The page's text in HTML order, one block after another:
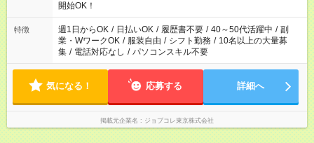
開始OK！
特徴 週1日からOK / 日払いOK / 履歴書不要 / 40～50代活躍中 / 副
業・WワークOK / 服装自由 / シフト勤務 / 10名以上の大量募
集 / 電話対応なし / パソコンスキル不要
気になる！ 応募する 詳細へ
掲載元企業名 ジョブコレ東京株式会社